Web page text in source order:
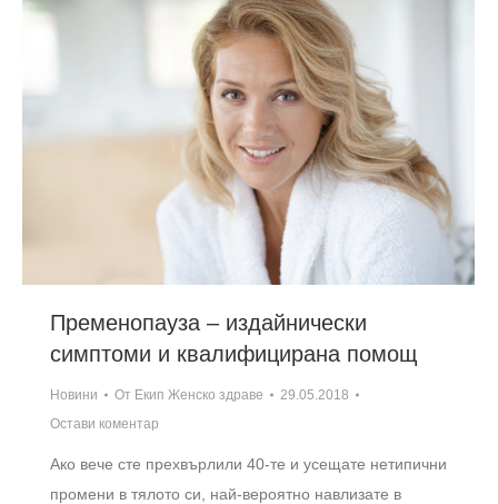
Пременопауза – издайнически
симптоми и квалифицирана помощ
Новини От Екип Женско здраве
29.05.2018
Остави коментар
Ако вече сте прехвърлили 40-те и усещате нетипични
промени в тялото си, най-вероятно навлизате в